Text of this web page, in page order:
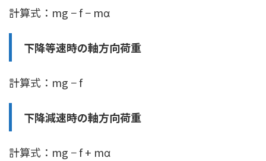
計算式：mg − f − mα
下降等速時の軸方向荷重
計算式：mg − f
下降減速時の軸方向荷重
計算式：mg − f + mα